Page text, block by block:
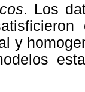
. Los
y